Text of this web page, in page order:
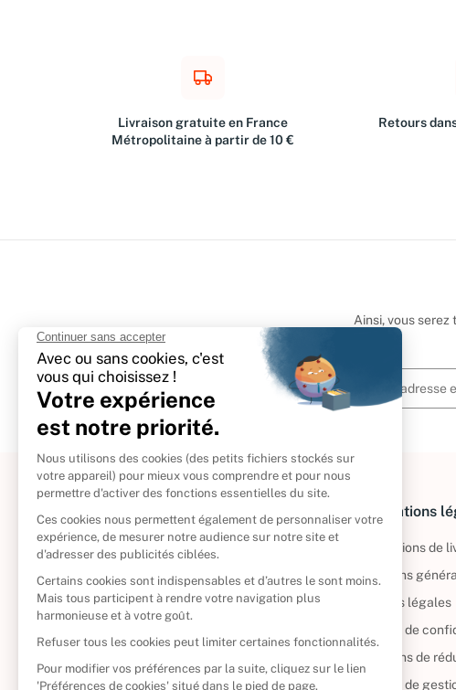
Livraison gratuite en France
Métropolitaine à partir de 10 €
Retours
Ainsi, vous
À propos
Politique de retour
Reprendre vos livres
Qui sommes-nous ?
CD d'occasion
Informations
Informations de
Conditions
Mentions légales
Politique de
Conditions de
Politique de